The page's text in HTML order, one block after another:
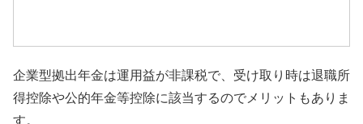
企業型拠出年金は運用益が非課税で、 受け取り時は退職所
得控除や公的年金等控除に該当するのでメリッ トもありま
す。